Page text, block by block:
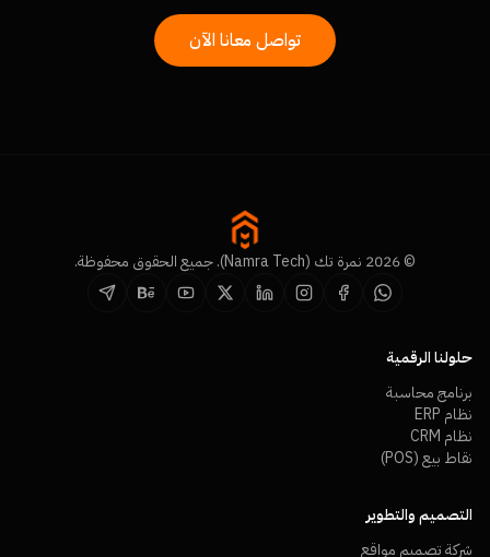
تواصل معانا الآن
© 2026 نمرة تك (Namra Tech). جميع الحقوق محفوظة.
حلولنا الرقمية
برنامج محاسبة
نظام ERP
نظام CRM
نقاط بيع (POS)
التصميم والتطوير
شركة تصميم مواقع